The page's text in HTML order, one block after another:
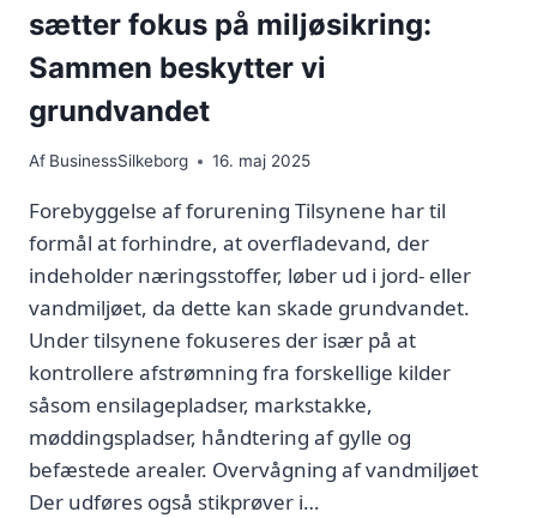
sætter fokus på miljøsikring:
Sammen beskytter vi
grundvandet
Af BusinessSilkeborg 16. maj 2025
Forebyggelse af forurening Tilsynene har til
formål at forhindre, at overfladevand, der
indeholder næringsstoffer, løber ud i jord- eller
vandmiljøet, da dette kan skade grundvandet.
Under tilsynene fokuseres der især på at
kontrollere afstrømning fra forskellige kilder
såsom ensilagepladser, markstakke,
møddingspladser, håndtering af gylle og
befæstede arealer. Overvågning af vandmiljøet
Der udføres også stikprøver i…